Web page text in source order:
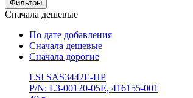
Фильтры
Сначала дешевые
По дате добавления
Сначала дешевые
Сначала дорогие
LSI SAS3442E-HP
P/N: L3-00120-05E, 416155-001